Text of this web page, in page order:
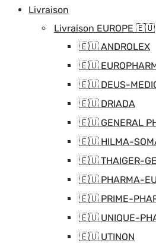
Livraison
Livraison EUROPE 🇪🇺
🇪🇺 ANDROLEX
🇪🇺
🇪🇺 DEUS-
🇪🇺 DRIADA
🇪🇺 GENERAL
🇪🇺 HILMA-
🇪🇺 THAIGER-
🇪🇺 PHARMA-EU
🇪🇺 PRIME-
🇪🇺 UNIQUE-
🇪🇺 UTINON